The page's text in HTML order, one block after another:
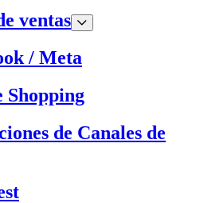
ventas
/ Meta
Shopping
de Canales de